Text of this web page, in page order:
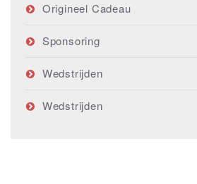
Origineel Cadeau
Sponsoring
Wedstrijden
Wedstrijden